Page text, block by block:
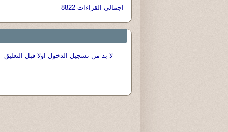
اجمالي القراءات 8822
لا بد من تسجيل الدخول اولا قبل التعليق